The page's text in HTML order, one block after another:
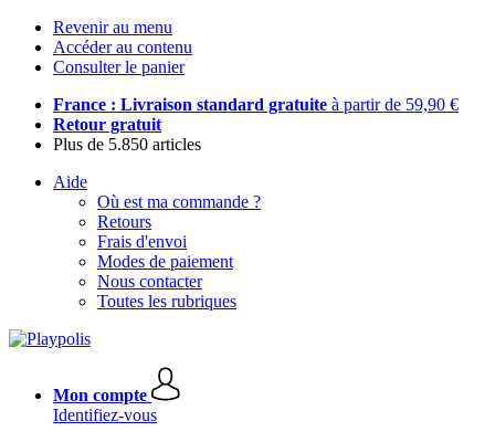
Revenir au menu
Accéder au contenu
Consulter le panier
France : Livraison standard gratuite à partir de 59,90 €
Retour gratuit
Plus de 5.850 articles
Aide
Où est ma commande ?
Retours
Frais d'envoi
Modes de paiement
Nous contacter
Toutes les rubriques
Mon compte
Identifiez-vous